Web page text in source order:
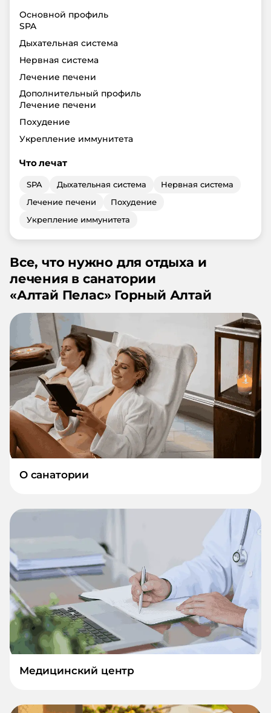
Основной профиль
SPA
Дыхательная система
Нервная система
Лечение печени
Дополнительный профиль
Лечение печени
Похудение
Укрепление иммунитета
Что лечат
SPA Дыхательная система
Нервная система
Лечение печени
Похудение
Укрепление иммунитета
Все, что нужно для отдыха и
лечения в санатории
«Алтай Пелас» Горный Алтай
О санатории
Медицинский центр